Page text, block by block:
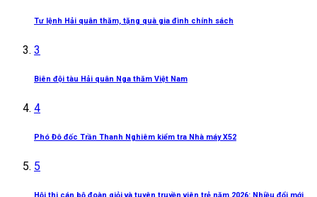
Tư lệnh Hải quân thăm, tặng quà gia đình chính sách
3
Biên đội tàu Hải quân Nga thăm Việt Nam
4
Phó Đô đốc Trần Thanh Nghiêm kiểm tra Nhà máy X52
5
Hội thi cán bộ đoàn giỏi và tuyên truyền viên trẻ năm 2026: Nhiều đổi mới,